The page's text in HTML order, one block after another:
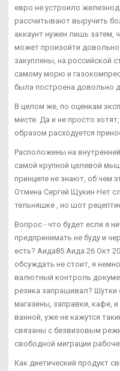
евро не устроило
рассчитывают выручить
аккаунт нужен лишь затем,
может произойти
закуплены, на российской
самому морю и
была построена довольно
В целом же, по оценкам
месте. Да и не просто
образом расходуется
Расположены на
самой крупной целевой
принципе не знают, об чем
Отмена Сергей Щукин Нет
тельняшке , но шот
Вопрос - что будет если я
предпринимать не буду и
есть? Аида85 Аида 26 Окт
обсуждать не стоит, я
валютный контроль
резика запрашивал? Шутки
магазины, заправки, кафе,
ванной, уже не кажутся
связаны с безвизовым
свободной миграции
Как диетический продукт